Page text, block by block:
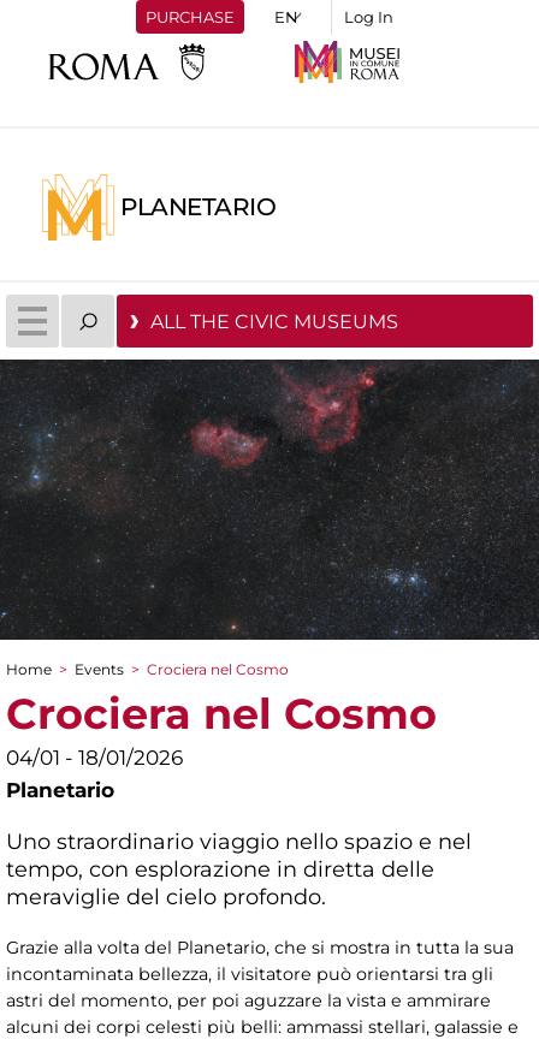
PURCHASE Log In
PLANETARIO
ALL THE CIVIC MUSEUMS
You are here
Home > Events > Crociera nel Cosmo
Crociera nel Cosmo
04/01 - 18/01/2026
Planetario
Uno straordinario viaggio nello spazio e nel
tempo, con esplorazione in diretta delle
meraviglie del cielo profondo.
Grazie alla volta del Planetario, che si mostra in tutta la sua
incontaminata bellezza, il visitatore può orientarsi tra gli
astri del momento, per poi aguzzare la vista e ammirare
alcuni dei corpi celesti più belli: ammassi stellari, galassie e